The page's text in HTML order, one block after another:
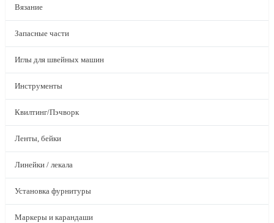
Вязание
Запасные части
Иглы для швейных машин
Инструменты
Квилтинг/Пэчворк
Ленты, бейки
Линейки / лекала
Установка фурнитуры
Маркеры и карандаши